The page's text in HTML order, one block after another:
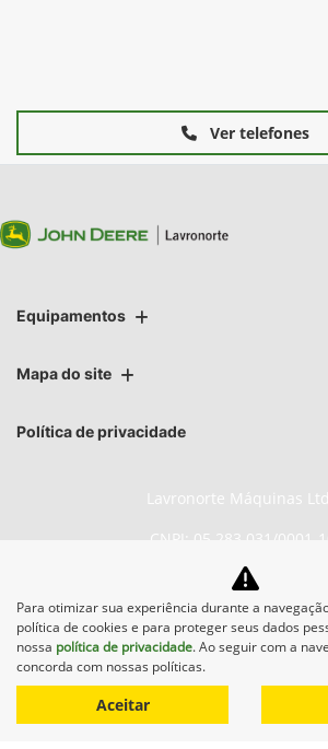
Ver telefones
Equipamentos
Mapa do site
Política de privacidade
Lavronorte Máquinas
CNPJ: 05.283.031/0001-
No trânsito, enxergar o outro
salva vidas.
Para otimizar sua experiência durante a
política de cookies e para proteger seus dados
nossa política de privacidade. Ao seguir com a
concorda com nossas políticas.
Aceitar